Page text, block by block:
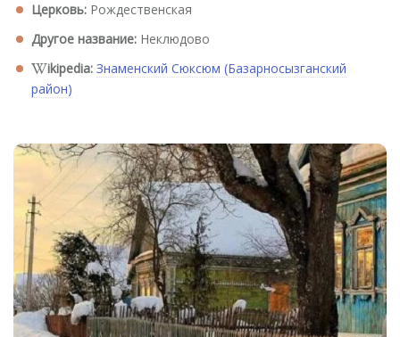
Церковь: Рождественская
Другое название: Неклюдово
ikipedia: Знаменский Сюксюм (Базарносызганский
район)